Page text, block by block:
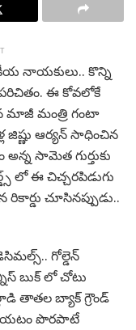
నాయకులు.. కొన్ని
ఈ కోవలోకే
మాజీ మంత్రి గంటా
జిష్ణు ఆర్యన్ సాధించిన
అన్న సామెత గుర్తుకు
లో ఈ చిచ్చరపిడుగు
చూసినప్పుడు..
గోల్డెన్
బుక్ లో చోటు
తాతల బ్యాక్ గ్రౌండ్
పొరపాటే